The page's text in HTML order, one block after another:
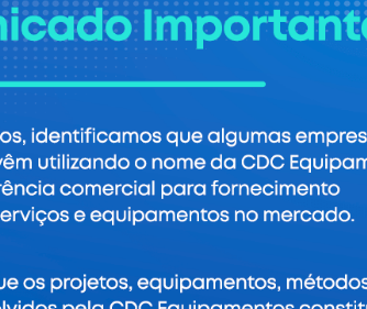
não perda de produto e
exigem manutenção
de manutenção mais
coroa, pinhão, anel de
ferramentas que facilitam a